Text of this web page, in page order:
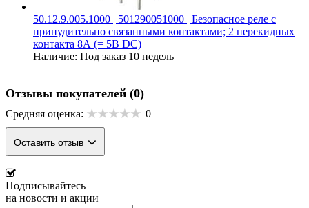
50.12.9.005.1000 | 501290051000 | Безопасное реле с
принудительно связанными контактами; 2 перекидных
контакта 8А (= 5В DC)
Наличие: Под заказ 10 недель
Отзывы покупателей (0)
Средняя оценка: 0
Оставить отзыв
Подписывайтесь
на новости и акции